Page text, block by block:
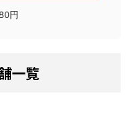
円
一覧